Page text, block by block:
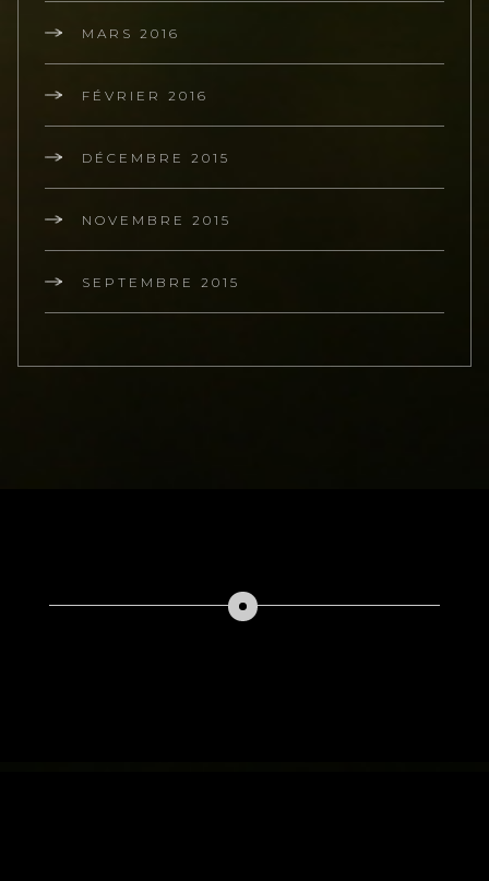
MARS 2016
FÉVRIER 2016
DÉCEMBRE 2015
NOVEMBRE 2015
SEPTEMBRE 2015